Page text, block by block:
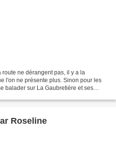
ne dérangent pas, il y a la
l'on ne présente plus. Sinon pour les
balader sur La Gaubretière et ses
Roseline